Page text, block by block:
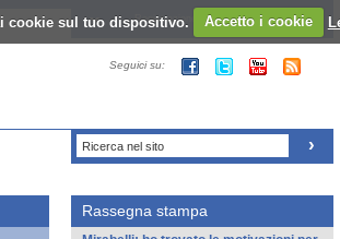
cookie sul tuo dispositivo. Accetto i cookie
Registrazione al sito - Login al sito
Seguici su:
Ricerca nel sito
Rassegna stampa